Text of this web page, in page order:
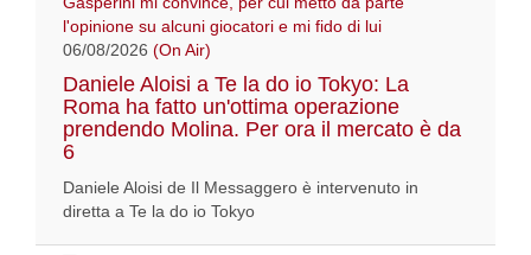
06/08/2026 (On Air)
Daniele Aloisi a Te la do io Tokyo: La
Roma ha fatto un'ottima operazione
prendendo Molina. Per ora il mercato è da
6
Daniele Aloisi de Il Messaggero è intervenuto in
diretta a Te la do io Tokyo